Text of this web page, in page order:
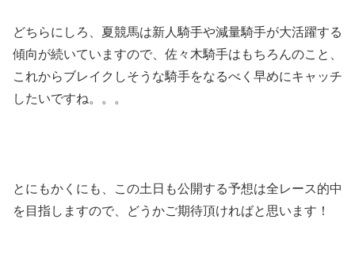
どちらにしろ、夏競馬は新人騎手や減量騎手が大活躍する
傾向が続いていますので、佐々木騎手はもちろんのこと、
これからブレイクしそうな騎手をなるべく早めにキャッチ
したいですね。。。
とにもかくにも、この土日も公開する予想は全レース的中
を目指しますので、どうかご期待頂ければと思います！